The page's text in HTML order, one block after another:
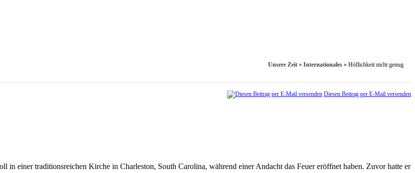
Unsere Zeit » Internationales » Höflichkeit nicht genug
Diesen Beitrag per E-Mail versenden
in einer traditionsreichen Kirche in Charleston, South Carolina, während einer Andacht das Feuer eröffnet haben. Zuvor hatte er